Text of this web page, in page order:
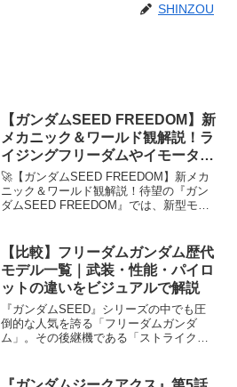
SHINZOU
【ガンダムSEED FREEDOM】新
メカニック＆ワールド観解説！ラ
イジングフリーダムやイモータル
ジャスティスの進化したデザイン
と物語の違い
🚀【ガンダムSEED FREEDOM】新メカ
ニック＆ワールド観解説！待望の『ガン
ダムSEED FREEDOM』では、新型モビ
の機体とは異なる戦闘コンセプトとデザ
インが展...
【比較】フリーダムガンダム歴代
モデル一覧｜武装・性能・パイロ
ットの違いをビジュアルで解説
『ガンダムSEED』シリーズの中でも圧
倒的な人気を誇る「フリーダムガンダ
ム」。その後継機である「ストライクフ
リーダム」まで──フリーダムの名を冠す